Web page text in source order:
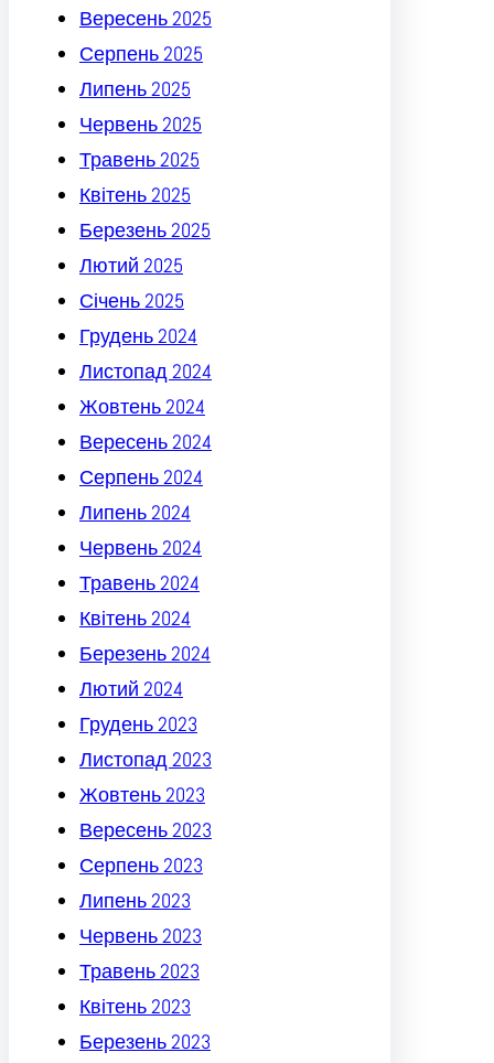
Вересень 2025
Серпень 2025
Липень 2025
Червень 2025
Травень 2025
Квітень 2025
Березень 2025
Лютий 2025
Січень 2025
Грудень 2024
Листопад 2024
Жовтень 2024
Вересень 2024
Серпень 2024
Липень 2024
Червень 2024
Травень 2024
Квітень 2024
Березень 2024
Лютий 2024
Грудень 2023
Листопад 2023
Жовтень 2023
Вересень 2023
Серпень 2023
Липень 2023
Червень 2023
Травень 2023
Квітень 2023
Березень 2023